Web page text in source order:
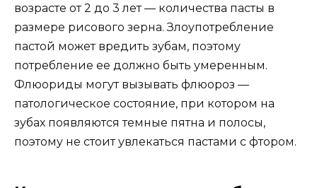
возрасте от 2 до 3 лет — количества пасты в
размере рисового зерна. Злоупотребление
пастой может вредить зубам, поэтому
потребление ее должно быть умеренным.
Флюориды могут вызывать флюороз —
патологическое состояние, при котором на
зубах появляются темные пятна и полосы,
поэтому не стоит увлекаться пастами с фтором.